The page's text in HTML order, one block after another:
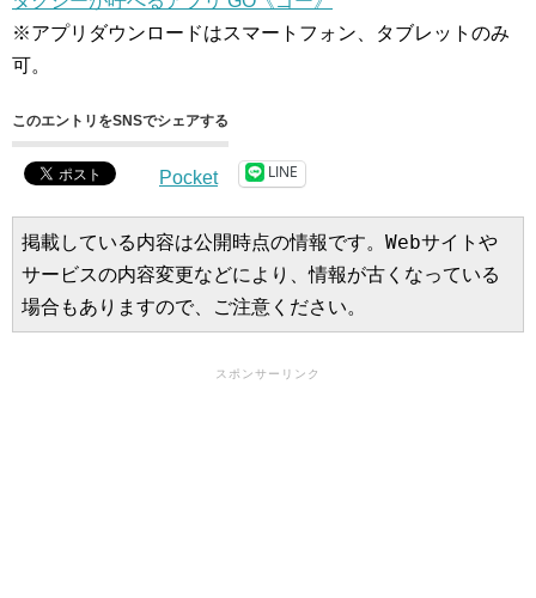
※アプリダウンロードはスマートフォン、タブレットのみ
可。
このエントリをSNSでシェアする
Pocket LINE
掲載している内容は公開時点の情報です。Webサイトや
サービスの内容変更などにより、情報が古くなっている
場合もありますので、ご注意ください。
スポンサーリンク